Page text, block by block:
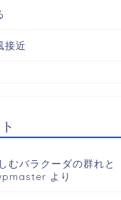
接近
むバラクーダの群れと
より